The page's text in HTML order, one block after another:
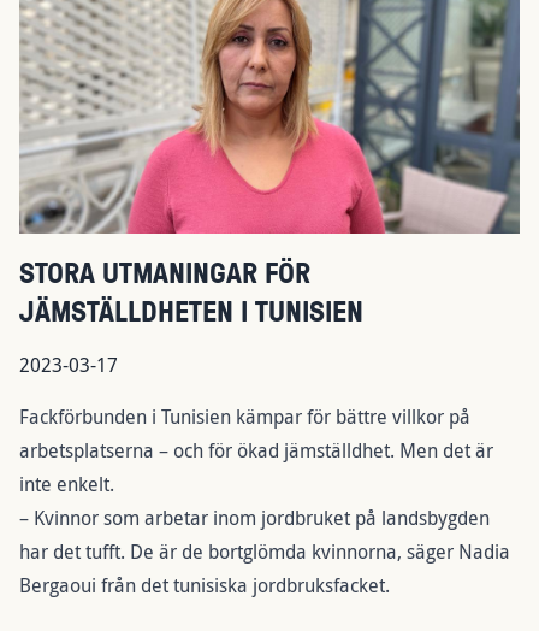
STORA UTMANINGAR FÖR
JÄMSTÄLLDHETEN I TUNISIEN
2023-03-17
Fackförbunden i Tunisien kämpar för bättre villkor på
arbetsplatserna – och för ökad jämställdhet. Men det är
inte enkelt.
– Kvinnor som arbetar inom jordbruket på landsbygden
har det tufft. De är de bortglömda kvinnorna, säger Nadia
Bergaoui från det tunisiska jordbruksfacket.